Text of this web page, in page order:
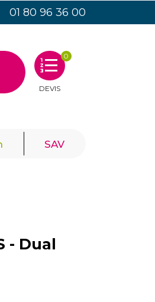
01 80 96 36 00
0
DEVIS
SAV
- Dual